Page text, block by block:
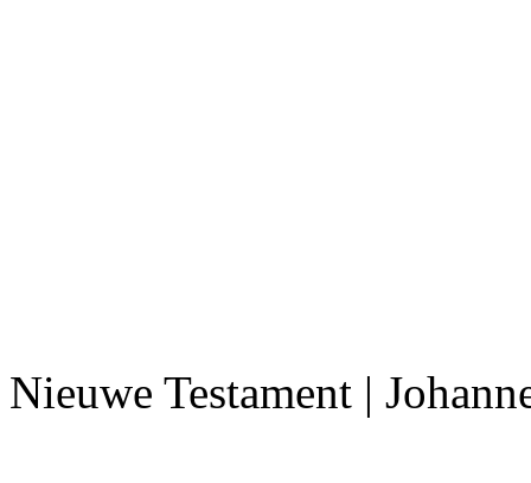
Nieuwe Testament |